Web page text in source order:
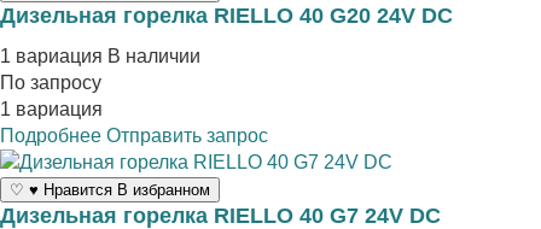
Дизельная горелка RIELLO 40 G20 24V DC
1 вариация В наличии
По запросу
1 вариация
Подробнее Отправить запрос
♡ ♥ Нравится В избранном
Дизельная горелка RIELLO 40 G7 24V DC